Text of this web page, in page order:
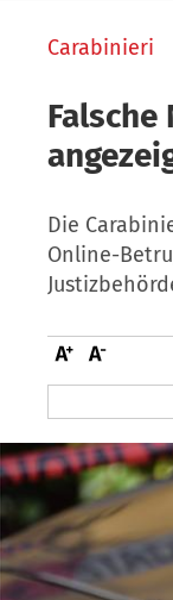
Carabinieri
Falsche
Die
Online-